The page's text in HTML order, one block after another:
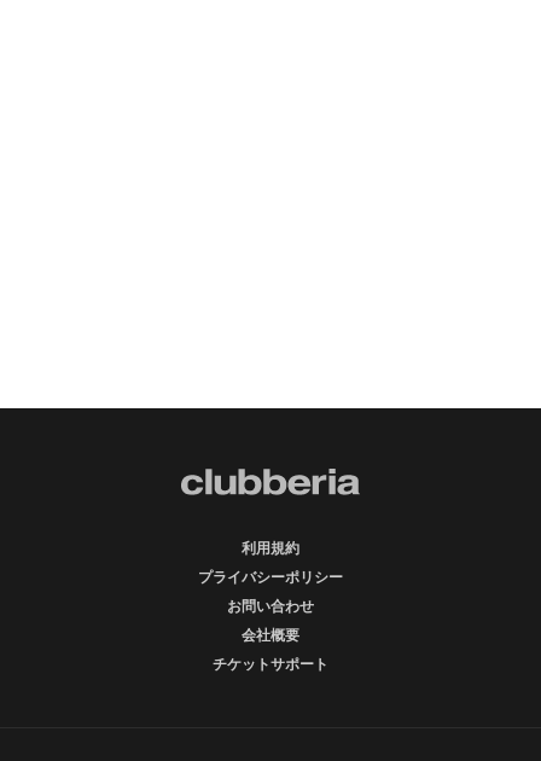
利用規約
プライバシーポリシー
お問い合わせ
会社概要
チケットサポート